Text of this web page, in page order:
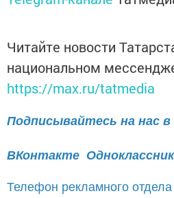
Читайте новости
национальном
https://max.ru/tatmedia
Подписывайтесь на нас в
ВКонтакте
Телефон рекламного отдела